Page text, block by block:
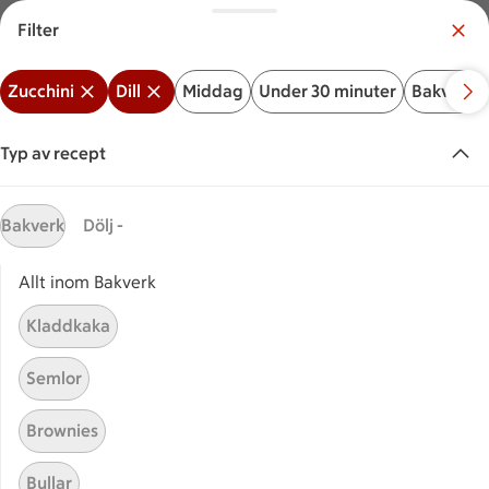
Meny Logga in
Vilken är din butik? Välj butik
Start
Sök ingrediens eller recept
Inga förslag
Zucchini
ReceptVisar 13 stycken
(13)
Grillad lax med
Filter
Zucchini Dill Middag Under 30 minuter Bakverk
Typ av recept
Bakverk Dölj -
Allt inom Bakverk
Kladdkaka
Semlor
Brownies
Bullar